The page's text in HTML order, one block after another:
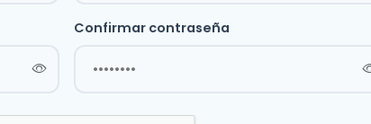
Confirmar contraseña